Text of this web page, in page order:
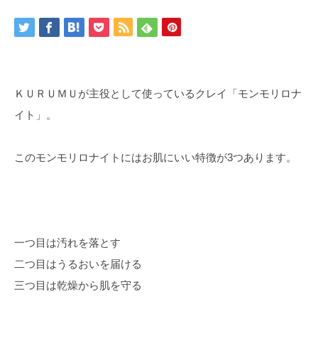
ＫＵＲＵＭＵが主役として使っているクレイ「モンモリロナ
イト」。
このモンモリロナイトにはお肌にいい特徴が3つあります。
一つ目は汚れを落とす
二つ目はうるおいを届ける
三つ目は乾燥から肌を守る